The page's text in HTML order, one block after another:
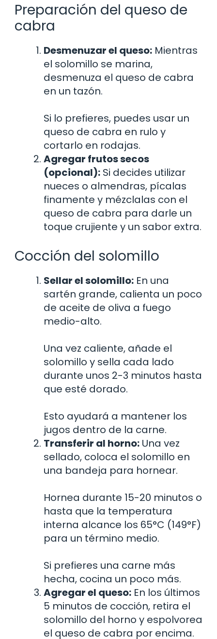
Preparación del queso de
cabra
Desmenuzar el queso: Mientras
el solomillo se marina,
desmenuza el queso de cabra
en un tazón.
Si lo prefieres, puedes usar un
queso de cabra en rulo y
cortarlo en rodajas.
Agregar frutos secos
(opcional): Si decides utilizar
nueces o almendras, pícalas
finamente y mézclalas con el
queso de cabra para darle un
toque crujiente y un sabor extra.
Cocción del solomillo
Sellar el solomillo: En una
sartén grande, calienta un poco
de aceite de oliva a fuego
medio-alto.
Una vez caliente, añade el
solomillo y sella cada lado
durante unos 2-3 minutos hasta
que esté dorado.
Esto ayudará a mantener los
jugos dentro de la carne.
Transferir al horno: Una vez
sellado, coloca el solomillo en
una bandeja para hornear.
Hornea durante 15-20 minutos o
hasta que la temperatura
interna alcance los 65°C (149°F)
para un término medio.
Si prefieres una carne más
hecha, cocina un poco más.
Agregar el queso: En los últimos
5 minutos de cocción, retira el
solomillo del horno y espolvorea
el queso de cabra por encima.